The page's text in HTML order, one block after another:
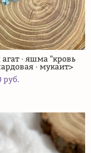
· яшма "кровь
· мукаит>
pуб.